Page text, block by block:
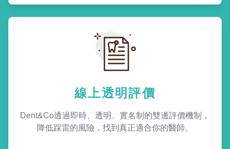
線上透明評價
Dent&Co透過即時、透明、實名制的雙邊評價機制，
降低踩雷的風險，找到真正適合你的醫師。